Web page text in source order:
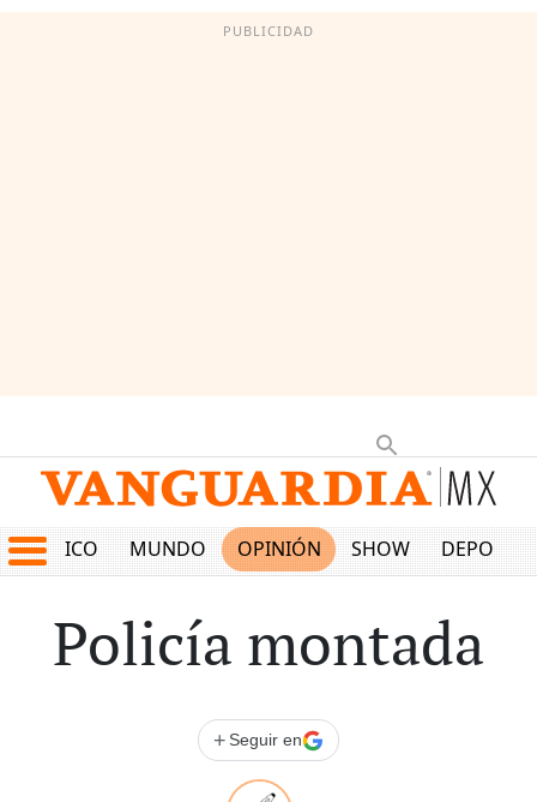
PUBLICIDAD
MÉXICO MUNDO OPINIÓN SHOW DEPORTES
Policía montada
+ Seguir en